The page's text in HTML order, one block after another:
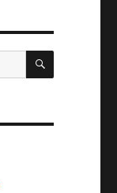
HLEDÁNÍ